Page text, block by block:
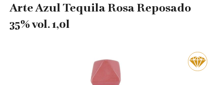
Arte Azul Tequila Rosa Reposado
35% vol. 1,0l